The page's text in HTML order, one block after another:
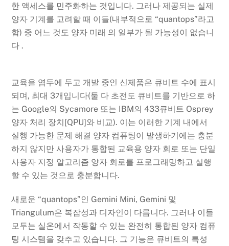
한 액세스를 민주화하는 것입니다. 그러나 제공되는 실제
양자 기계를 고려할 때 이들(내부적으로 “quantops”라고
함) 중 어느 것도 양자 미래 의 일부가 될 가능성이 없습니
다 .
교육을 염두에 두고 개발 중인 신제품은 큐비트 수에 표시
되며, 최대 3개입니다(둘 다 초전도 큐비트를 기반으로 하
는 Google의 Sycamore 또는 IBM의 433큐비트 Osprey
양자 처리 장치[QPU]와 비교). 이는 이러한 기계 내에서
실행 가능한 문제 해결 양자 컴퓨팅이 발생하기에는 충분
하지 않지만 사용자가 통합된 교육용 양자 회로 또는 단일
사용자 지정 알고리즘 양자 회로를 프로그래밍하고 실행
할 수 있는 것으로 충분합니다.
새로운 “quantops”인 Gemini Mini, Gemini 및
Triangulum은 복잡성과 디자인이 다릅니다. 그러나 이들
모두는 실온에서 작동할 수 있는 완전히 통합된 양자 컴퓨
팅 시스템을 갖추고 있습니다. 그 기능은 큐비트의 특성